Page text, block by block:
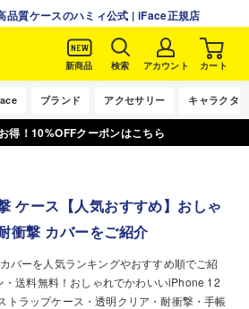
品質ケースのハミィ公式 | iFace正規店
新商品 検索 アカウント カート
ブランド アクセサリー キャラクター
得！10%OFFクーポンはこちら
ケース【人気おすすめ】おしゃ
衝撃 カバーをご紹介
バーを人気ランキングやおすすめ順でご紹
送料無料！おしゃれでかわいいiPhone 12
トラップケース・透明クリア・耐衝撃・手帳